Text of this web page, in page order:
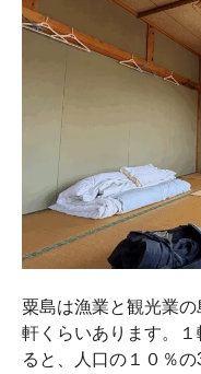
粟島は漁業と観光業
軒くらいあります。
ると、人口の１０％